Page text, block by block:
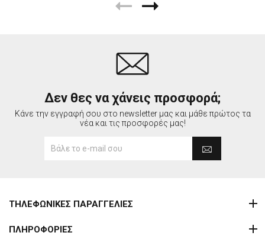
Δεν θες να χάνεις προσφορά;
Κάνε την εγγραφή σου στο newsletter μας και μάθε πρώτος τα
νέα και τις προσφορές μας!
ΤΗΛΕΦΩΝΙΚΕΣ ΠΑΡΑΓΓΕΛΙΕΣ
ΠΛΗΡΟΦΟΡΙΕΣ